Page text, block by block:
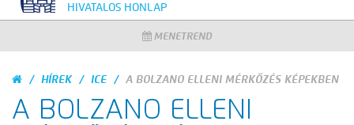
HIVATALOS HONLAP
MENETREND
HÍREK ICE A BOLZANO ELLENI MÉRKŐZÉS KÉPEKBEN
A BOLZANO ELLENI